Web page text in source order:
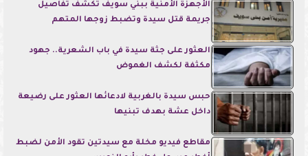
الأجهزة الأمنية ببني سويف تكشف تفاصيل
جريمة قتل سيدة وتضبط زوجها المتهم
العثور على جثة سيدة في باب الشعرية.. جهود
مكثفة لكشف الغموض
حبس سيدة بالغربية لادعائها العثور على رضيعة
داخل عشة بهدف تبنيها
مقاطع فيديو مخلة مع سيدتين تقود الأمن لضبط